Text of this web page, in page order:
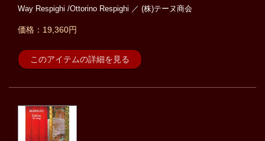
Way Respighi /Ottorino Respighi ／ (株)テーヌ商会
価格：19,360円
このアイテムの詳細を見る